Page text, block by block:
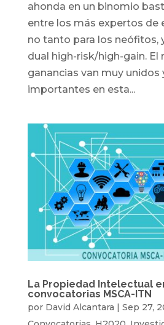
ahonda en un binomio
entre los más expertos de
no tanto para los neófitos,
dual high-risk/high-gain. El
ganancias van muy unidos
importantes en esta...
La Propiedad Intelectual
convocatorias MSCA-ITN
por David Alcantara | Sep 27,